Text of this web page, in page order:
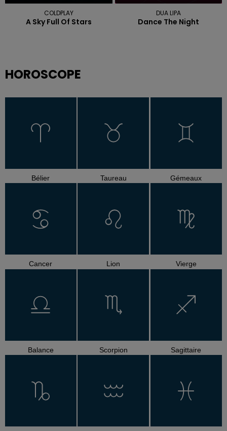
COLDPLAY
A Sky Full Of Stars
DUA LIPA
Dance The Night
HOROSCOPE
Bélier Taureau Gémeaux
Cancer Lion Vierge
Balance Scorpion Sagittaire